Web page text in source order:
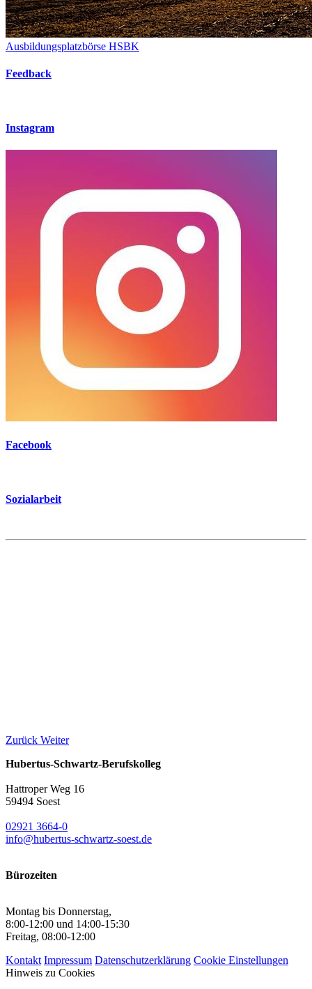
Ausbildungsplatzbörse HSBK
Feedback
Instagram
Facebook
Sozialarbeit
Zurück Weiter
Hubertus-Schwartz-Berufskolleg
Hattroper Weg 16
59494 Soest
02921 3664-0
info@hubertus-schwartz-soest.de
Bürozeiten
Montag bis Donnerstag,
8:00-12:00 und 14:00-15:30
Freitag, 08:00-12:00
Kontakt Impressum Datenschutzerklärung Cookie Einstellungen
Hinweis zu Cookies